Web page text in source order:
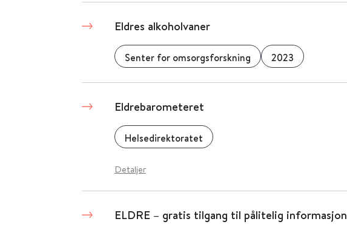
Eldres alkoholvaner
Senter for omsorgsforskning 2023
Eldrebarometeret
Helsedirektoratet
Detaljer
ELDRE – gratis tilgang til pålitelig informasjon